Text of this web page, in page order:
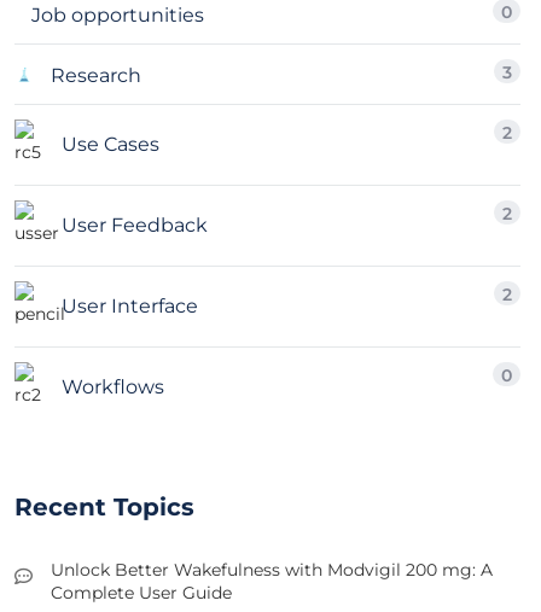
Job opportunities 0
Research 3
Use Cases 2
User Feedback 2
User Interface 2
Workflows 0
Recent Topics
Unlock Better Wakefulness with Modvigil 200 mg: A
Complete User Guide